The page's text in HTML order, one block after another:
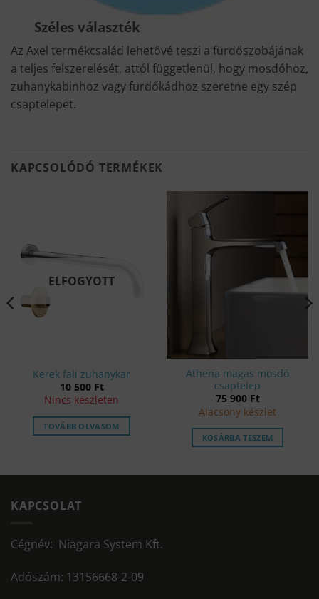
Széles választék
Az Axel termékcsalád lehetővé teszi a fürdőszobájának
a teljes felszerelését, attól függetlenül, hogy mosdóhoz,
zuhanykabinhoz vagy fürdőkádhoz szeretne egy szép
csaptelepet.
KAPCSOLÓDÓ TERMÉKEK
ELFOGYOTT
Kerek fali zuhanykar
10 500 Ft
Nincs készleten
TOVÁBB OLVASOM
Athena magas mosdó
csaptelep
75 900 Ft
Alacsony készlet
KOSÁRBA TESZEM
KAPCSOLAT
Cégnév: Niagara System Kft.
Adószám: 13156668-2-09